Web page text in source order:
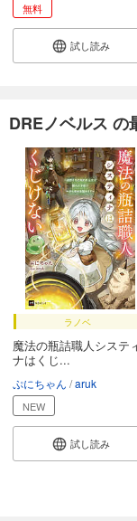
無料
試し読み
DREノベルス の
ラノベ
魔法の瓶詰職人システ
ナはくじ...
ぷにちゃん aruk
NEW
試し読み